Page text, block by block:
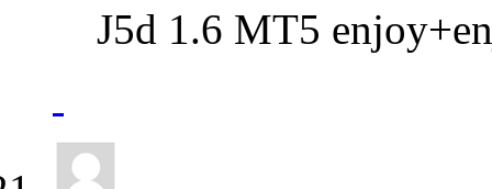
J5d 1.6 MT5